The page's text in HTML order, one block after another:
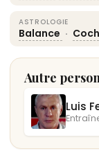
ASTROLOGIE
Balance ·
Autre
Luis